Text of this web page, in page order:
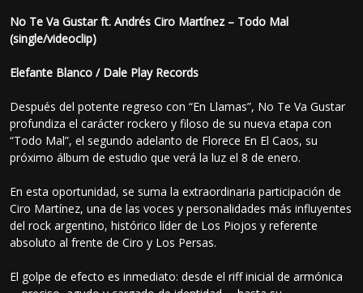
No Te Va Gustar ft. Andrés Ciro Martínez – Todo Mal
(single/videoclip)
Elefante Blanco / Dale Play Records
Después del potente regreso con “En Llamas”, No Te Va Gustar
profundiza el carácter rockero y filoso de su nueva etapa con
“Todo Mal”, el segundo adelanto de Florece En El Caos, su
próximo álbum de estudio que verá la luz el 8 de enero.
En esta oportunidad, se suma la extraordinaria participación de
Ciro Martínez, una de las voces y personalidades más influyentes
del rock argentino, histórico líder de Los Piojos y referente
absoluto al frente de Ciro y Los Persas.
El golpe de efecto es inmediato: desde el riff inicial de armónica